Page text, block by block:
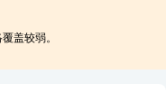
盖较弱。